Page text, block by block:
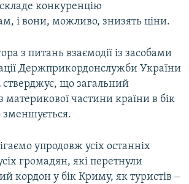
конкуренцію
і вони, можливо, знизять ціни.
з питань взаємодії із засобами
Держприкордонслужби України
стверджує, що загальний
материкової частини країни в бік
упродовж усіх останніх
громадян, які перетнули
кордон у бік Криму, як туристів ‒